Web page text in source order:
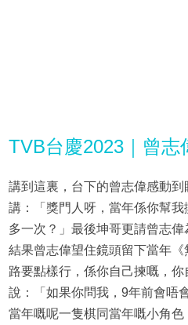
TVB台慶2023｜曾志
講到這裏，台下的曾志偉感動
講：「獎門人呀，當年係你幫
多一次？」最後坤哥更請曾志偉
結果曾志偉望住鏡頭留下當年
路要點樣行，係你自己揀嘅，
說：「如果你問我，9年前會唔
當年嘅呢一隻棋同當年嘅小角色